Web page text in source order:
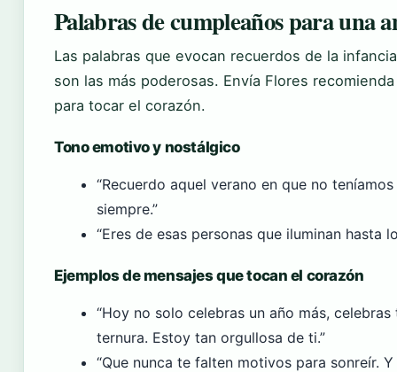
Palabras de cumpleaños para una
Las palabras que evocan recuerdos de la
son las más poderosas. Envía Flores
para tocar el corazón.
Tono emotivo y nostálgico
“Recuerdo aquel verano en que no
siempre.”
“Eres de esas personas que iluminan hasta
Ejemplos de mensajes que tocan el corazón
“Hoy no solo celebras un año más,
ternura. Estoy tan orgullosa de ti.”
“Que nunca te falten motivos para sonreír.